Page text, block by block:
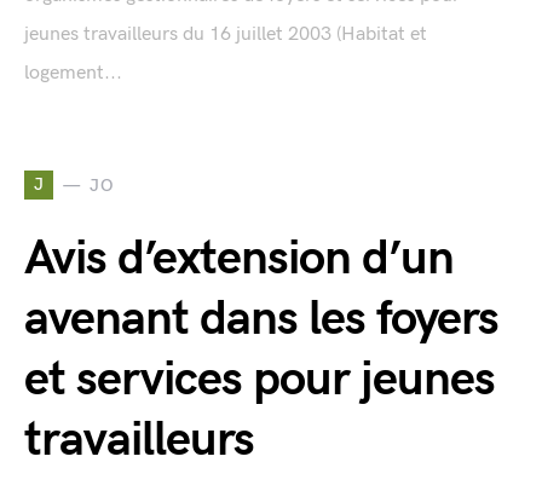
jeunes travailleurs du 16 juillet 2003 (Habitat et
logement...
J JO
Avis d’extension d’un
avenant dans les foyers
et services pour jeunes
travailleurs